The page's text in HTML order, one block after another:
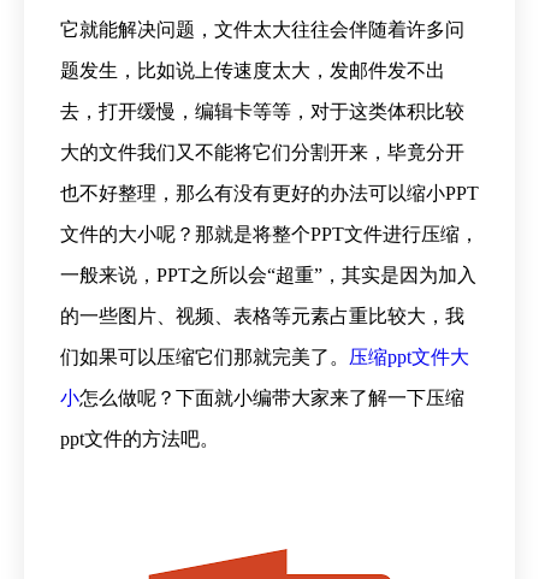
它就能解决问题，文件太大往往会伴随着许多问
题发生，比如说上传速度太大，发邮件发不出
去，打开缓慢，编辑卡等等，对于这类体积比较
大的文件我们又不能将它们分割开来，毕竟分开
也不好整理，那么有没有更好的办法可以缩小PPT
文件的大小呢？那就是将整个PPT文件进行压缩，
一般来说，PPT之所以会“超重”，其实是因为加入
的一些图片、视频、表格等元素占重比较大，我
们如果可以压缩它们那就完美了。 压缩ppt文件大
小怎么做呢？下面就小编带大家来了解一下压缩
ppt文件的方法吧。